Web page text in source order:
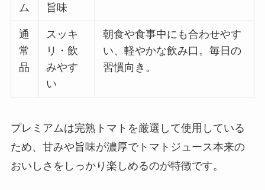
ム
旨味
通
常
品
スッキ
リ・飲
みやす
い
朝食や食事中にも合わせやす
い、軽やかな飲み口。毎日の
習慣向き。
プレミアムは完熟トマトを厳選して使用している
ため、甘みや旨味が濃厚でトマトジュース本来の
おいしさをしっかり楽しめるのが特徴です。